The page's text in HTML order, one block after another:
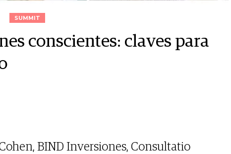
SUMMIT
conscientes: claves para
BIND Inversiones, Consultatio